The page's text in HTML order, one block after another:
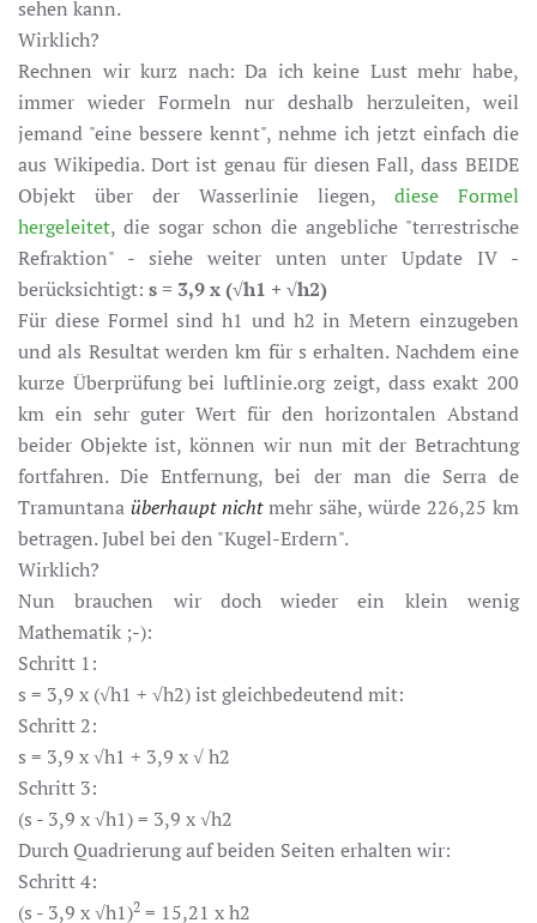
sehen kann.
Wirklich?
Rechnen wir kurz nach: Da ich keine Lust mehr habe,
immer wieder Formeln nur deshalb herzuleiten, weil
jemand "eine bessere kennt", nehme ich jetzt einfach die
aus Wikipedia. Dort ist genau für diesen Fall, dass BEIDE
Objekt über der Wasserlinie liegen, diese Formel
hergeleitet, die sogar schon die angebliche "terrestrische
Refraktion" - siehe weiter unten unter Update IV -
berücksichtigt: s = 3,9 x (√h1 + √h2)
Für diese Formel sind h1 und h2 in Metern einzugeben
und als Resultat werden km für s erhalten. Nachdem eine
kurze Überprüfung bei luftlinie.org zeigt, dass exakt 200
km ein sehr guter Wert für den horizontalen Abstand
beider Objekte ist, können wir nun mit der Betrachtung
fortfahren. Die Entfernung, bei der man die Serra de
Tramuntana überhaupt nichtmehr sähe, würde 226,25 km
betragen. Jubel bei den "Kugel-Erdern".
Wirklich?
Nun brauchen wir doch wieder ein klein wenig
Mathematik ;-):
Schritt 1:
s = 3,9 x (√h1 + √h2) ist gleichbedeutend mit:
Schritt 2:
s = 3,9 x √h1 + 3,9 x √ h2
Schritt 3:
(s - 3,9 x √h1) = 3,9 x √h2
Durch Quadrierung auf beiden Seiten erhalten wir:
Schritt 4:
(s - 3,9 x √h1)2 = 15,21 x h2